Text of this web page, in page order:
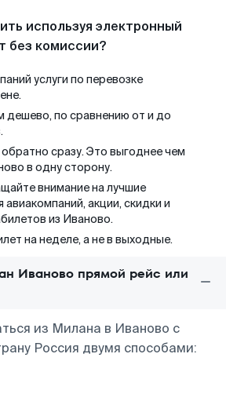
используя электронный
без комиссии?
услуги по перевозке
дешево, по сравнению от и до
сразу. Это выгоднее чем
в одну сторону.
внимание на лучшие
акции, скидки и
из Иваново.
на неделе, а не в выходные.
Иваново прямой рейс или
из Милана в Иваново с
Россия двумя способами: